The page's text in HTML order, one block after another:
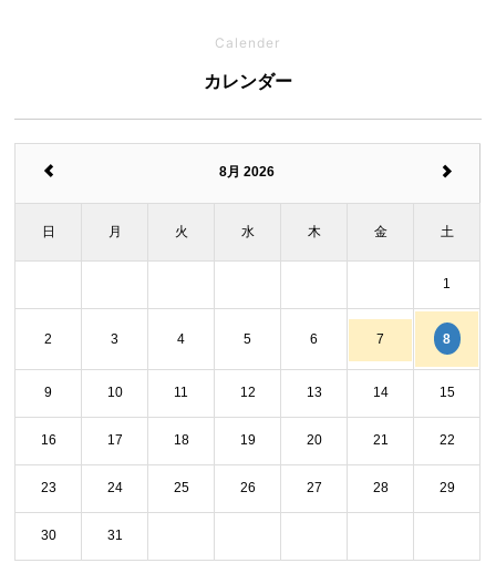
Calender
カレンダー
8月 2026
日 月 火 水 木 金 土
1
2 3 4 5 6 7 8
9 10 11 12 13 14 15
16 17 18 19 20 21 22
23 24 25 26 27 28 29
30 31